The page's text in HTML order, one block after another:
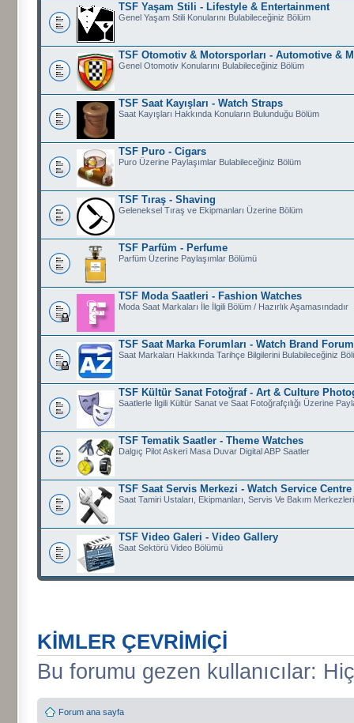
TSF Yaşam Stili - Lifestyle & Entertainment
Genel Yaşam Stili Konularını Bulabileceğiniz Bölüm
TSF Otomotiv & Motorsporları - Automotive &
Genel Otomotiv Konularını Bulabileceğiniz Bölüm
TSF Saat Kayışları - Watch Straps
Saat Kayışları Hakkında Konuların Bulunduğu Bölüm
TSF Puro - Cigars
Puro Üzerine Paylaşımlar Bulabileceğiniz Bölüm
TSF Tıraş - Shaving
Geleneksel Tıraş ve Ekipmanları Üzerine Bölüm
TSF Parfüm - Perfume
Parfüm Üzerine Paylaşımlar Bölümü
TSF Moda Saatleri - Fashion Watches
Moda Saat Markaları İle İlgili Bölüm / Hazırlık Aşamasındadır
TSF Saat Marka Forumları - Watch Brand
Saat Markaları Hakkında Tarihçe Bilgilerini Bulabileceğiniz
TSF Kültür Sanat Fotoğraf - Art & Culture
Saatlerle İlgili Kültür Sanat ve Saat Fotoğrafçılığı Üzerine
TSF Tematik Saatler - Theme Watches
Dalgıç Pilot Askeri Masa Duvar Digital ABP Saatler
TSF Saat Servis Merkezi - Watch Service Centre
Saat Tamiri Ustaları, Ekipmanları, Servis Ve Bakım
TSF Video Galeri - Video Gallery
Saat Sektörü Video Bölümü
KIMLER ÇEVRIMIÇI
Bu forumu gezen kullanıcılar:
Forum ana sayfa